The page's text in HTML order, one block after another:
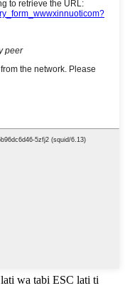
wa tabi ESC lati ti